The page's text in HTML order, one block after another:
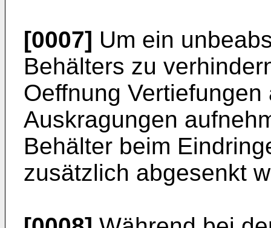
[0007] Um ein
Behälters zu
Oeffnung
Auskragungen
Behälter beim
zusätzlich abgesenkt